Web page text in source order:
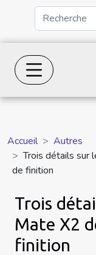
Accueil
Autres
Trois détails sur
de finition
Trois
Mate X2
finition